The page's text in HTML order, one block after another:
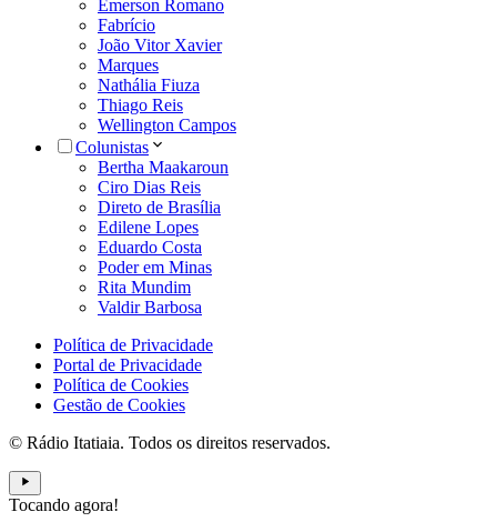
Emerson Romano
Fabrício
João Vitor Xavier
Marques
Nathália Fiuza
Thiago Reis
Wellington Campos
Colunistas
Bertha Maakaroun
Ciro Dias Reis
Direto de Brasília
Edilene Lopes
Eduardo Costa
Poder em Minas
Rita Mundim
Valdir Barbosa
Política de Privacidade
Portal de Privacidade
Política de Cookies
Gestão de Cookies
© Rádio Itatiaia. Todos os direitos reservados.
Tocando agora!